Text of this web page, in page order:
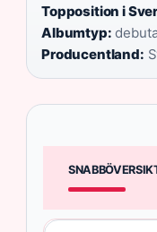
Topposition i
Albumtyp:
Producentland: